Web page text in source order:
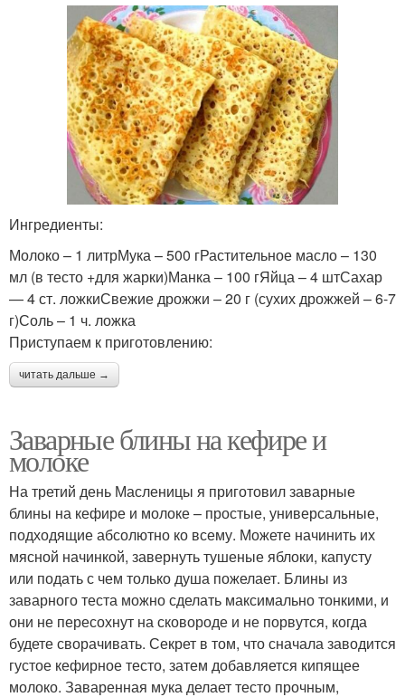
Ингредиенты:
Молоко – 1 литрМука – 500 гРастительное масло – 130
мл (в тесто +для жарки)Манка – 100 гЯйца – 4 штСахар
— 4 ст. ложкиСвежие дрожжи – 20 г (сухих дрожжей – 6-7
г)Соль – 1 ч. ложка
Приступаем к приготовлению:
читать дальше →
Заварные блины на кефире и
молоке
На третий день Масленицы я приготовил заварные
блины на кефире и молоке – простые, универсальные,
подходящие абсолютно ко всему. Можете начинить их
мясной начинкой, завернуть тушеные яблоки, капусту
или подать с чем только душа пожелает. Блины из
заварного теста можно сделать максимально тонкими, и
они не пересохнут на сковороде и не порвутся, когда
будете сворачивать. Секрет в том, что сначала заводится
густое кефирное тесто, затем добавляется кипящее
молоко. Заваренная мука делает тесто прочным,